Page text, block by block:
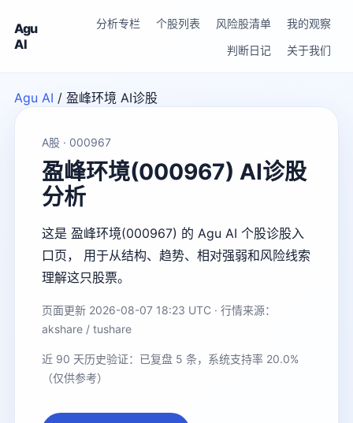
Agu
AI
分析专栏 个股列表 风险股清单
我的观察
判断日记
关于我们
Agu AI / 盈峰环境 AI诊股
A股 · 000967
盈峰环境(000967) AI诊股
分析
这是 盈峰环境(000967) 的 Agu AI 个股诊股入
口页， 用于从结构、趋势、相对强弱和风险线索
理解这只股票。
页面更新 2026-08-07 18:23 UTC · 行情来源：
akshare / tushare
近 90 天历史验证：已复盘 5 条，系统支持率 20.0%
（仅供参考）